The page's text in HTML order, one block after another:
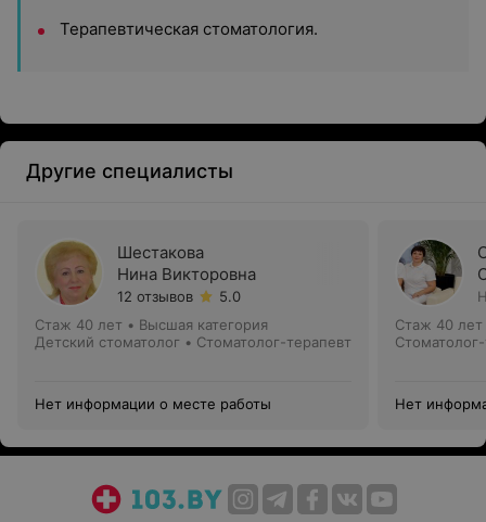
Терапевтическая стоматология.
Другие специалисты
Шестакова
Нина Викторовна
12 отзывов
5.0
Стаж 40 лет • Высшая категория
Детский стоматолог • Стоматолог-терапевт
Нет информации о месте работы
Стаж 40 лет
Нет